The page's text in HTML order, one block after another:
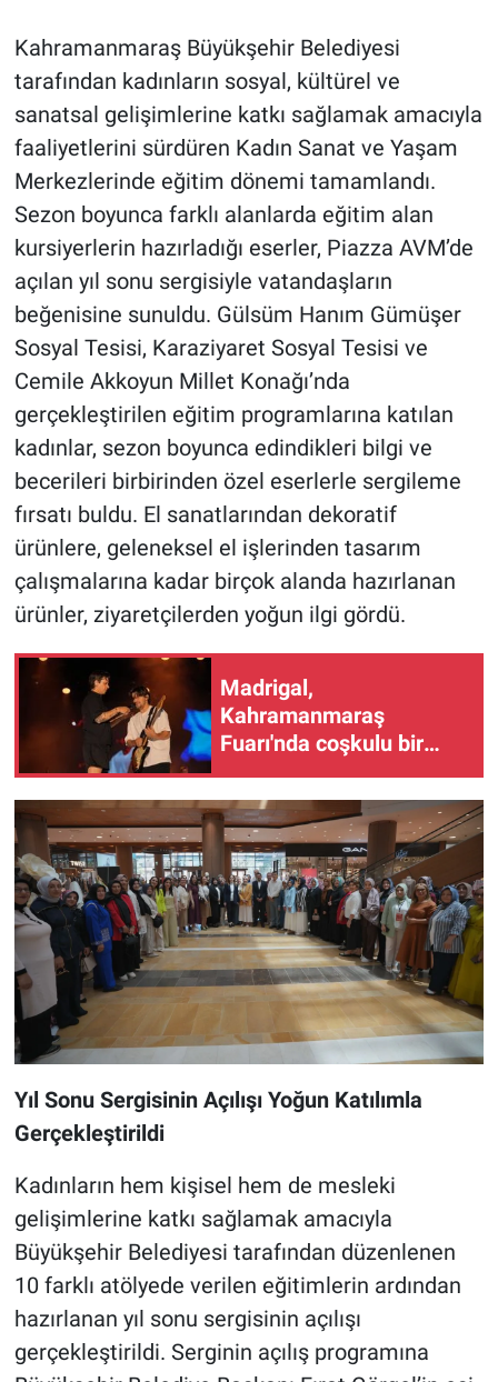
Kahramanmaraş Büyükşehir Belediyesi
tarafından kadınların sosyal, kültürel ve
sanatsal gelişimlerine katkı sağlamak amacıyla
faaliyetlerini sürdüren Kadın Sanat ve Yaşam
Merkezlerinde eğitim dönemi tamamlandı.
Sezon boyunca farklı alanlarda eğitim alan
kursiyerlerin hazırladığı eserler, Piazza AVM’de
açılan yıl sonu sergisiyle vatandaşların
beğenisine sunuldu. Gülsüm Hanım Gümüşer
Sosyal Tesisi, Karaziyaret Sosyal Tesisi ve
Cemile Akkoyun Millet Konağı’nda
gerçekleştirilen eğitim programlarına katılan
kadınlar, sezon boyunca edindikleri bilgi ve
becerileri birbirinden özel eserlerle sergileme
fırsatı buldu. El sanatlarından dekoratif
ürünlere, geleneksel el işlerinden tasarım
çalışmalarına kadar birçok alanda hazırlanan
ürünler, ziyaretçilerden yoğun ilgi gördü.
Madrigal,
Kahramanmaraş
Fuarı'nda coşkulu bir
mest etti
Yıl Sonu Sergisinin Açılışı Yoğun Katılımla
Gerçekleştirildi
Kadınların hem kişisel hem de mesleki
gelişimlerine katkı sağlamak amacıyla
Büyükşehir Belediyesi tarafından düzenlenen
10 farklı atölyede verilen eğitimlerin ardından
hazırlanan yıl sonu sergisinin açılışı
gerçekleştirildi. Serginin açılış programına
BİLİM VE TEKNOLOJİ
Güvenlik
Bölge